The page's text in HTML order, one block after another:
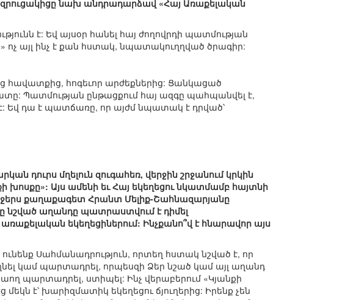
նախ անդրադարձավ «Հայ Առաքելական
է: Եվ այսօր հանել հայ ժողովրդի պատմության
այլ ինչ է քան հստակ, նպատակուղղված ծրագիր:
հավատքից, հոգեւոր արժեքներից: Ցանկացած
Պատմության ընթացքում հայ ազգը պահպանվել է,
Եվ դա է պատճառը, որ այժմ նպատակ է դրված՝
դուրս մղելուն զուգահեռ, վերջին շրջանում կրկին
Այս ամենի եւ Հայ եկեղեցու նկատմամբ հայտնի
քաղաքագետ Հրանտ Մելիք-Շահնազարյանը
նշված աղանդը պատրաստվում է դիմել
եկեղեցիներում: Ինչքանո՞վ է հնարավոր այս
Սահմանադրություն, որտեղ հստակ նշված է, որ
կամ պարտադրել, որպեսզի Ձեր նշած կամ այլ աղանդ
պարտադրել, ստիպել: Ինչ վերաբերում «Կյանքի
է՝ խարիզմատիկ եկեղեցու ճյուղերից: Իրենք չեն